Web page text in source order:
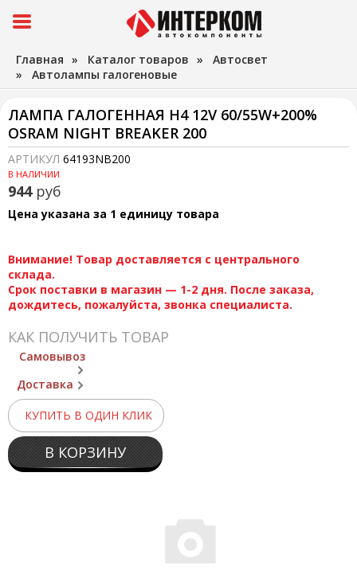
Главная » Каталог товаров » Автосвет
» Автолампы галогеновые
ЛАМПА ГАЛОГЕННАЯ H4 12V 60/55W+200%
OSRAM NIGHT BREAKER 200
АРТИКУЛ 64193NB200
В НАЛИЧИИ
944 руб
Цена указана за 1 единицу товара
Внимание! Товар доставляется с центрального
склада.
Срок поставки в магазин — 1-2 дня. После заказа,
дождитесь, пожалуйста, звонка специалиста.
КАК ПОЛУЧИТЬ ТОВАР
Самовывоз
Доставка
КУПИТЬ В ОДИН КЛИК
В КОРЗИНУ